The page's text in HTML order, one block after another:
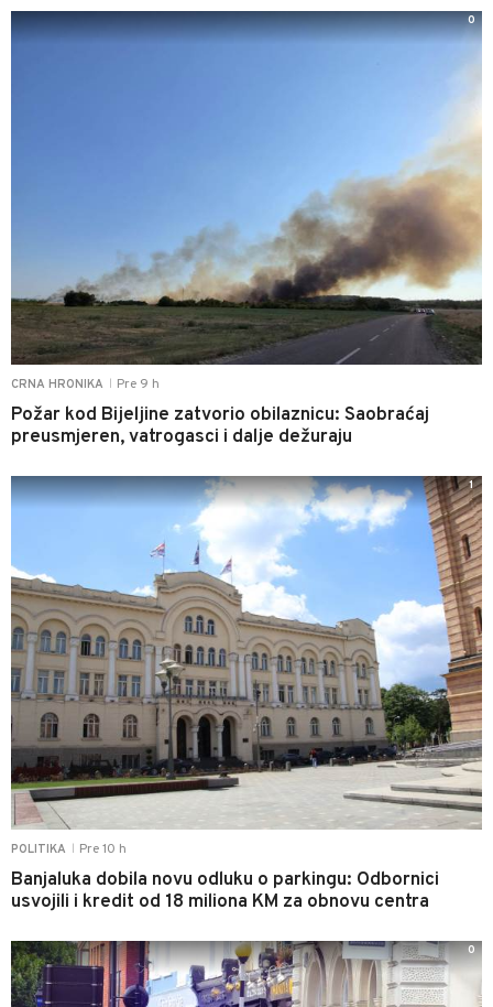
CRNA HRONIKA Pre 9 h
Požar kod Bijeljine zatvorio obilaznicu: Saobraćaj
preusmjeren, vatrogasci i dalje dežuraju
0
POLITIKA Pre 10 h
Banjaluka dobila novu odluku o parkingu: Odbornici
usvojili i kredit od 18 miliona KM za obnovu centra
1
0